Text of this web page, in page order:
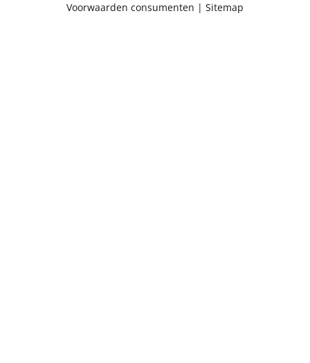
Voorwaarden consumenten | Sitemap